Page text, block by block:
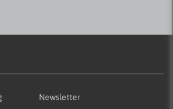
Newsletter